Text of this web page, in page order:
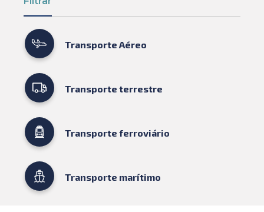
Transporte Aéreo
Transporte terrestre
Transporte ferroviário
Transporte marítimo